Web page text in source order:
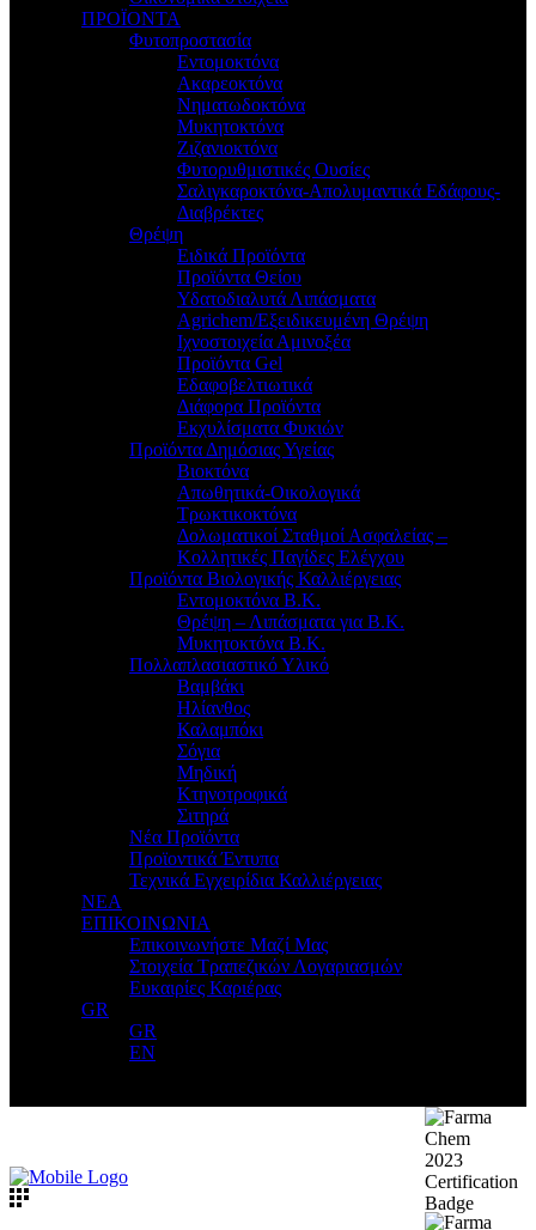
ΠΡΟΪΟΝΤΑ
Φυτοπροστασία
Εντομοκτόνα
Ακαρεοκτόνα
Νηματωδοκτόνα
Μυκητοκτόνα
Ζιζανιοκτόνα
Φυτορυθμιστικές Ουσίες
Σαλιγκαροκτόνα-Απολυμαντικά Εδάφους-
Διαβρέκτες
Θρέψη
Ειδικά Προϊόντα
Προϊόντα Θείου
Υδατοδιαλυτά Λιπάσματα
Agrichem/Εξειδικευμένη Θρέψη
Ιχνοστοιχεία Αμινοξέα
Προϊόντα Gel
Εδαφοβελτιωτικά
Διάφορα Προϊόντα
Εκχυλίσματα Φυκιών
Προϊόντα Δημόσιας Υγείας
Βιοκτόνα
Απωθητικά-Οικολογικά
Τρωκτικοκτόνα
Δολωματικοί Σταθμοί Ασφαλείας –
Κολλητικές Παγίδες Ελέγχου
Προϊόντα Βιολογικής Καλλιέργειας
Εντομοκτόνα Β.Κ.
Θρέψη – Λιπάσματα για Β.Κ.
Μυκητοκτόνα Β.Κ.
Πολλαπλασιαστικό Υλικό
Βαμβάκι
Ηλίανθος
Καλαμπόκι
Σόγια
Μηδική
Κτηνοτροφικά
Σιτηρά
Νέα Προϊόντα
Προϊοντικά Έντυπα
Τεχνικά Εγχειρίδια Καλλιέργειας
ΝΕΑ
ΕΠΙΚΟΙΝΩΝΙΑ
Επικοινωνήστε Μαζί Μας
Στοιχεία Τραπεζικών Λογαριασμών
Ευκαιρίες Καριέρας
GR
GR
EN